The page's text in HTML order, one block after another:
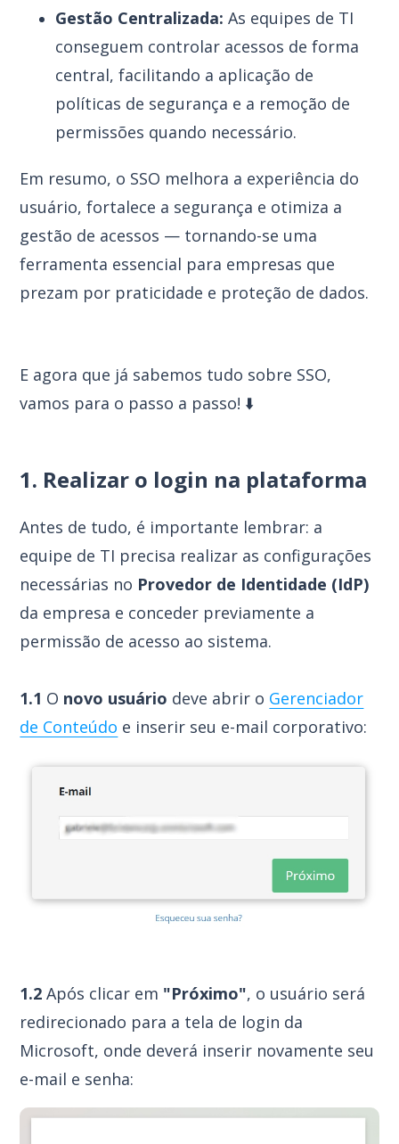
Gestão Centralizada: As equipes de TI
conseguem controlar acessos de forma
central, facilitando a aplicação de
políticas de segurança e a remoção de
permissões quando necessário.
Em resumo, o SSO melhora a experiência do
usuário, fortalece a segurança e otimiza a
gestão de acessos — tornando-se uma
ferramenta essencial para empresas que
prezam por praticidade e proteção de dados.
E agora que já sabemos tudo sobre SSO,
vamos para o passo a passo! ⬇️
1. Realizar o login na plataforma
Antes de tudo, é importante lembrar: a
equipe de TI precisa realizar as configurações
necessárias no Provedor de Identidade (IdP)
da empresa e conceder previamente a
permissão de acesso ao sistema.
1.1 O novo usuário deve abrir o Gerenciador
de Conteúdo e inserir seu e-mail corporativo:
1.2 Após clicar em "Próximo", o usuário será
redirecionado para a tela de login da
Microsoft, onde deverá inserir novamente seu
e-mail e senha: